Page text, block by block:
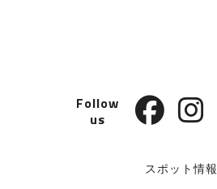
Follow
us
スポット情報